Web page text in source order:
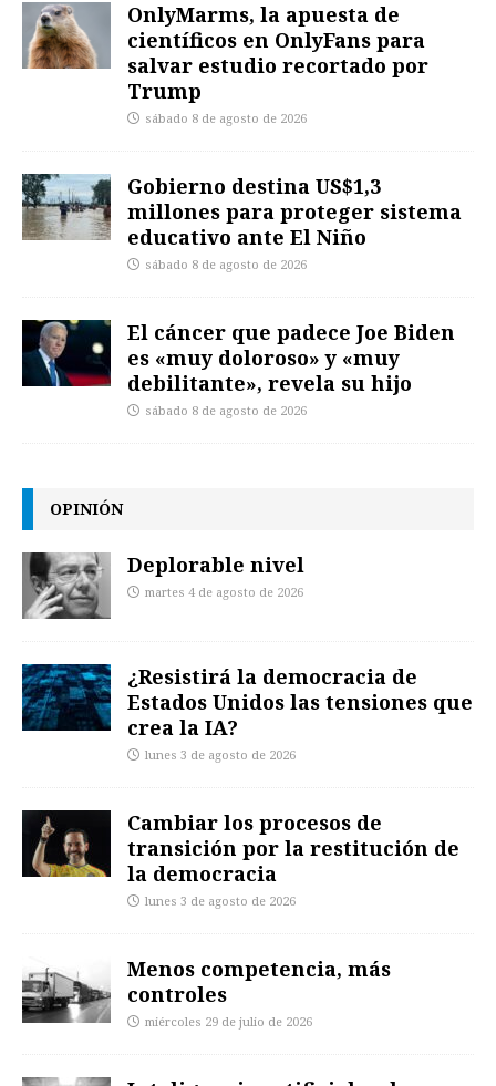
OnlyMarms, la apuesta de
científicos en OnlyFans para
salvar estudio recortado por
Trump
sábado 8 de agosto de 2026
Gobierno destina US$1,3
millones para proteger sistema
educativo ante El Niño
sábado 8 de agosto de 2026
El cáncer que padece Joe Biden
es «muy doloroso» y «muy
debilitante», revela su hijo
sábado 8 de agosto de 2026
OPINIÓN
Deplorable nivel
martes 4 de agosto de 2026
¿Resistirá la democracia de
Estados Unidos las tensiones que
crea la IA?
lunes 3 de agosto de 2026
Cambiar los procesos de
transición por la restitución de
la democracia
lunes 3 de agosto de 2026
Menos competencia, más
controles
miércoles 29 de julio de 2026